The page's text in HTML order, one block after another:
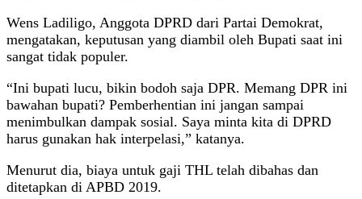
Wens Ladiligo, Anggota DPRD dari Partai Demokrat,
mengatakan, keputusan yang diambil oleh Bupati saat ini
sangat tidak populer.
“Ini bupati lucu, bikin bodoh saja DPR. Memang DPR ini
bawahan bupati? Pemberhentian ini jangan sampai
menimbulkan dampak sosial. Saya minta kita di DPRD
harus gunakan hak interpelasi,” katanya.
Menurut dia, biaya untuk gaji THL telah dibahas dan
ditetapkan di APBD 2019.